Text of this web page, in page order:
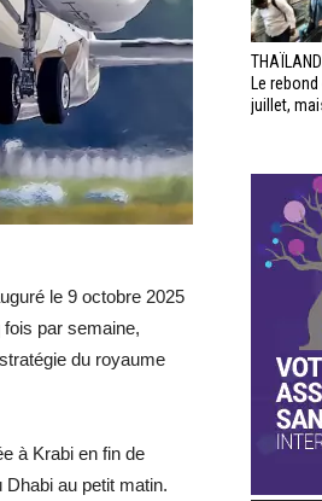
le 9 octobre 2025
par semaine,
du royaume
à Krabi en fin de
au petit matin.
Le
juillet,